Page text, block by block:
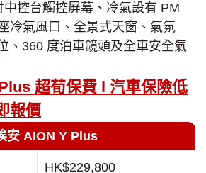
控台觸控屏幕、冷氣設有 PM
冷氣風口、全景式天窗、氣氛
、360 度泊車鏡頭及全車安全氣
超荀保費 l 汽車保險低
報價
安 AION Y Plus
HK$229,800